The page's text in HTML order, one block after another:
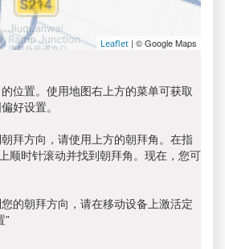
Leaflet | © Google Maps
位置。使用地图右上方的菜单可获取
好设置。
拜方向，请使用上方的朝拜角。在指
顺时针滚动并找到朝拜角。现在，您可
的朝拜方向，请在移动设备上激活定
”